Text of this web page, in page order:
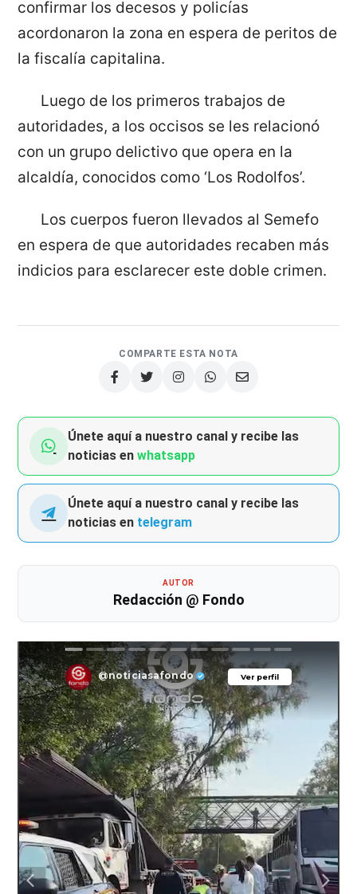
confirmar los decesos y policías
acordonaron la zona en espera de peritos de
la fiscalía capitalina.
Luego de los primeros trabajos de
autoridades, a los occisos se les relacionó
con un grupo delictivo que opera en la
alcaldía, conocidos como ‘Los Rodolfos’.
Los cuerpos fueron llevados al Semefo
en espera de que autoridades recaben más
indicios para esclarecer este doble crimen.
COMPARTE ESTA NOTA
Únete aquí a nuestro canal y recibe las
noticias enwhatsapp
Únete aquí a nuestro canal y recibe las
noticias en telegram
AUTOR
Redacción @ Fondo
Ver perfil
@noticiasafondo Ver perfil